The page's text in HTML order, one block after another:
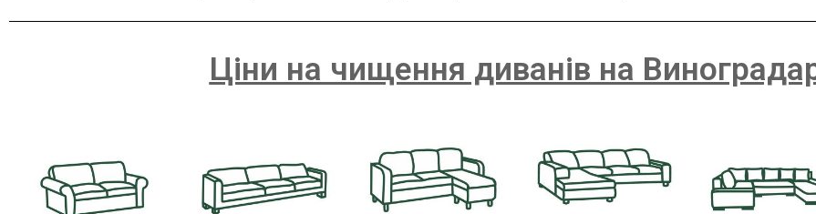
Ціни на чищення диванів на